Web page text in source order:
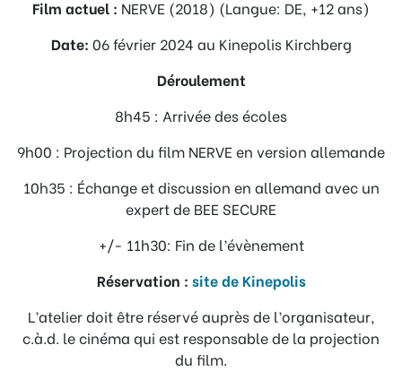
Film actuel : NERVE (2018) (Langue: DE, +12 ans)
Date: 06 février 2024 au Kinepolis Kirchberg
Déroulement
8h45 : Arrivée des écoles
9h00 : Projection du film NERVE en version allemande
10h35 : Échange et discussion en allemand avec un
expert de BEE SECURE
+/- 11h30: Fin de l’évènement
Réservation : site de Kinepolis
L’atelier doit être réservé auprès de l’organisateur,
c.à.d. le cinéma qui est responsable de la projection
du film.